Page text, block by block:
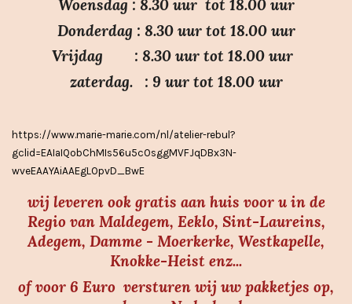
e
n
Woensdag : 8.30 uur tot 18.00 uur
Donderdag : 8.30 uur tot 18.00 uur
Vrijdag : 8.30 uur tot 18.00 uur
zaterdag. : 9 uur tot 18.00 uur
https://www.marie-marie.com/nl/atelier-rebul?
gclid=EAIaIQobChMIs56u5cOsggMVFJqDBx3N-
wveEAAYAiAAEgLOpvD_BwE
wij leveren ook gratis aan huis voor u in de
Regio van Maldegem, Eeklo, Sint-Laureins,
Adegem, Damme - Moerkerke, Westkapelle,
Knokke-Heist enz...
of voor 6 Euro versturen wij uw pakketjes op,